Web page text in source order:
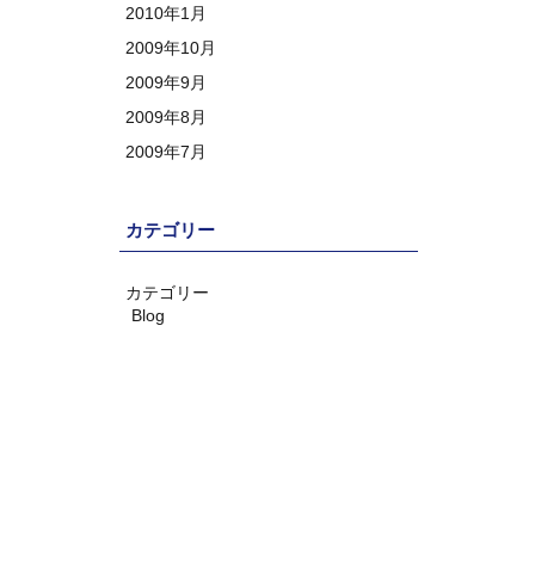
2010年1月
2009年10月
2009年9月
2009年8月
2009年7月
カテゴリー
カテゴリー
Blog